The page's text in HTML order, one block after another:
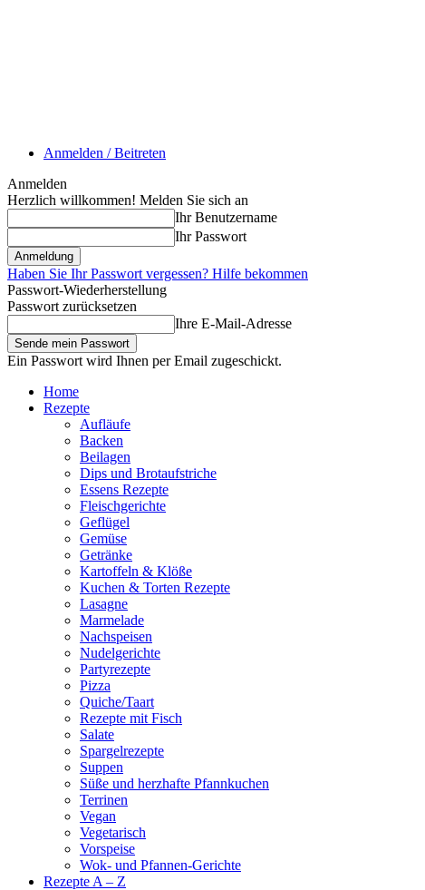
Anmelden / Beitreten
Anmelden
Herzlich willkommen! Melden Sie sich an
Ihr Benutzername
Ihr Passwort
Haben Sie Ihr Passwort vergessen? Hilfe bekommen
Passwort-Wiederherstellung
Passwort zurücksetzen
Ihre E-Mail-Adresse
Ein Passwort wird Ihnen per Email zugeschickt.
Home
Rezepte
Aufläufe
Backen
Beilagen
Dips und Brotaufstriche
Essens Rezepte
Fleischgerichte
Geflügel
Gemüse
Getränke
Kartoffeln & Klöße
Kuchen & Torten Rezepte
Lasagne
Marmelade
Nachspeisen
Nudelgerichte
Partyrezepte
Pizza
Quiche/Taart
Rezepte mit Fisch
Salate
Spargelrezepte
Suppen
Süße und herzhafte Pfannkuchen
Terrinen
Vegan
Vegetarisch
Vorspeise
Wok- und Pfannen-Gerichte
Rezepte A – Z